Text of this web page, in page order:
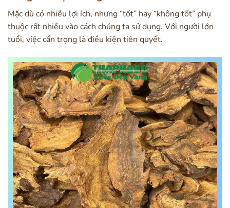
Mặc dù có nhiều lợi ích, nhưng “tốt” hay “không tốt” phụ
thuộc rất nhiều vào cách chúng ta sử dụng. Với người lớn
tuổi, việc cẩn trọng là điều kiện tiên quyết.